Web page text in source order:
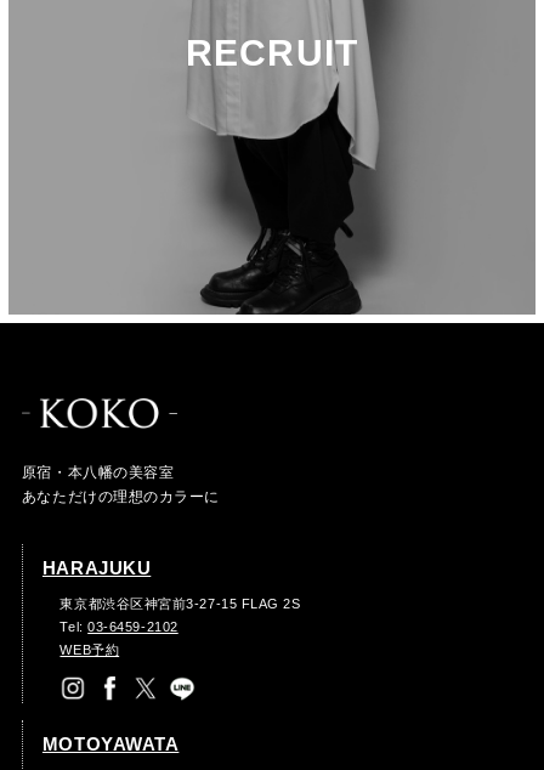
RECRUIT
原宿・本八幡の美容室
あなただけの理想のカラーに
HARAJUKU
東京都渋谷区神宮前3-27-15 FLAG 2S
Tel:03-6459-2102
WEB予約
MOTOYAWATA